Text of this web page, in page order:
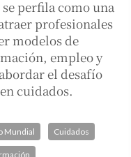
perfila como una
profesionales
modelos de
empleo y
el desafío
cuidados.
Mundial Cuidados